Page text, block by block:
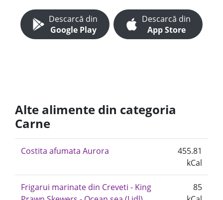
Descarcă din
Google Play
Descarcă din
App Store
Alte alimente din categoria
Carne
Costita afumata Aurora
455.81
kCal
Frigarui marinate din Creveti - King
85